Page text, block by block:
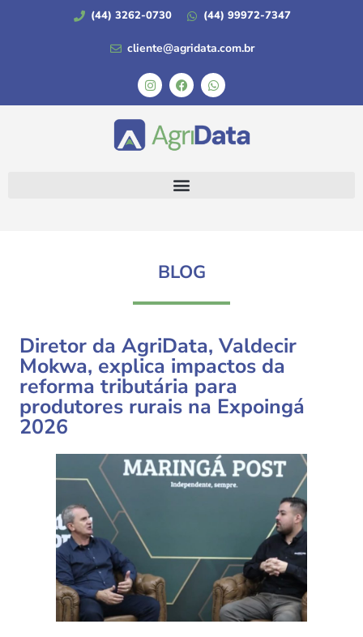
(44) 3262-0730 (44) 99972-7347
cliente@agridata.com.br
BLOG
Diretor da AgriData, Valdecir
Mokwa, explica impactos da
reforma tributária para
produtores rurais na Expoingá
2026